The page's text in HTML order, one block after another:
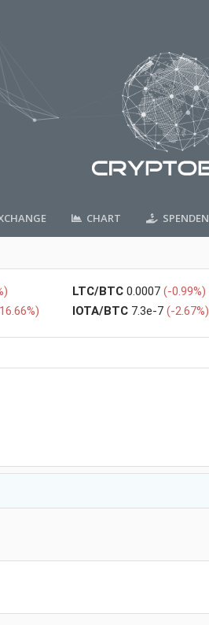
CHART SPENDEN
LTC/BTC 0.0007(-0.99%)
IOTA/BTC 7.3e-7(-2.67%)